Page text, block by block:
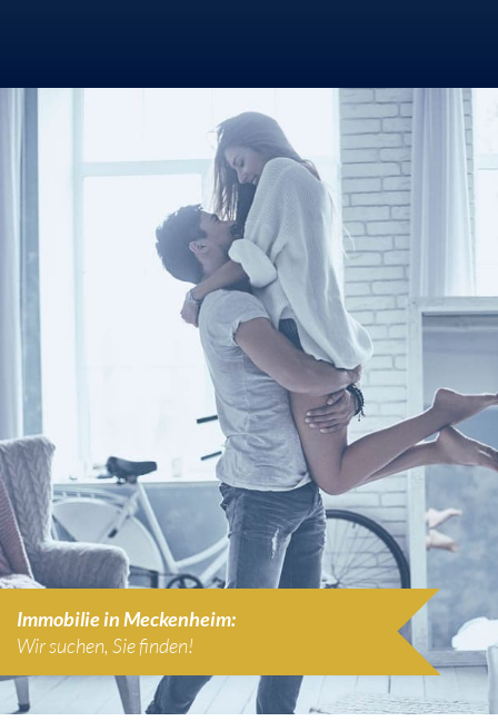
Immobilie in Meckenheim:
Wir suchen, Sie finden!